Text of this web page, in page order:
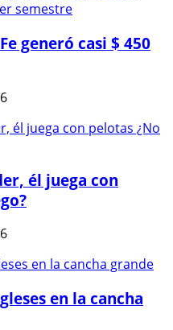
generó casi $ 450
él juega con
en la cancha